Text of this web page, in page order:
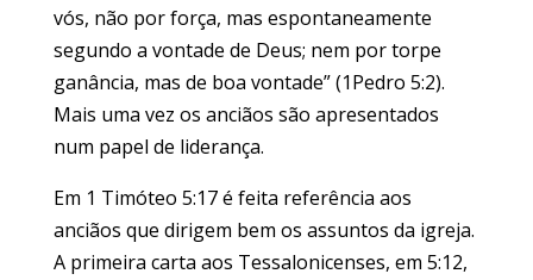
vós, não por força, mas espontaneamente
segundo a vontade de Deus; nem por torpe
ganância, mas de boa vontade” (1Pedro 5:2).
Mais uma vez os anciãos são apresentados
num papel de liderança.
Em 1 Timóteo 5:17 é feita referência aos
anciãos que dirigem bem os assuntos da igreja.
A primeira carta aos Tessalonicenses, em 5:12,